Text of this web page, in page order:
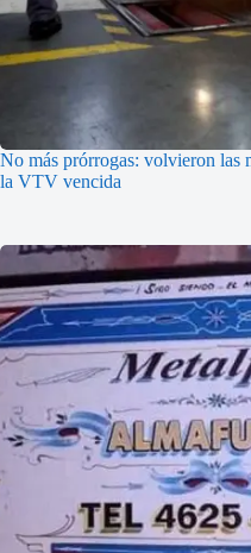
No más prórrogas: volvieron las
la VTV vencida